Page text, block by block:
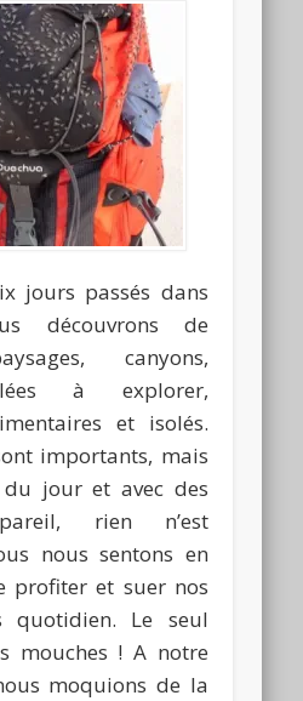
jours passés dans
découvrons de
canyons,
à explorer,
et isolés.
importants, mais
jour et avec des
rien n’est
nous sentons en
profiter et suer nos
quotidien. Le seul
mouches ! A notre
moquions de la